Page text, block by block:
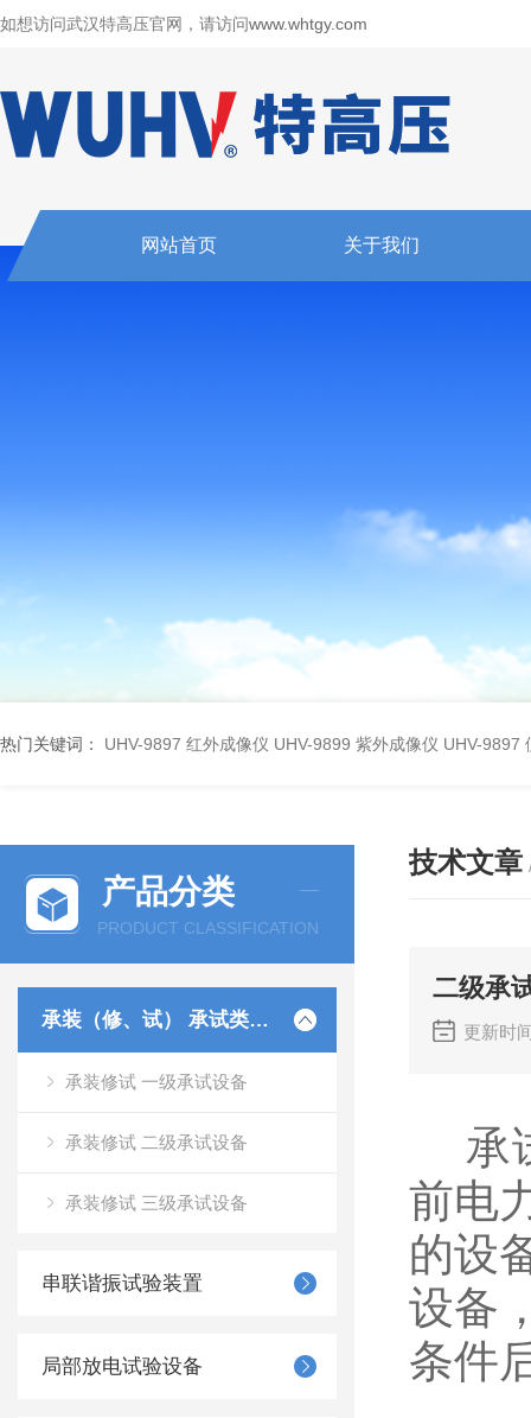
如想访问武汉特高压官网，请访问www.whtgy.com
网站首页 关于我们
热门关键词： UHV-9897 红外成像仪 UHV-9899 紫外成像仪 UHV-9897
产品分类
PRODUCT CLASSIFICATION
承装（修、试） 承试类仪器
承装修试 一级承试设备
承装修试 二级承试设备
承装修试 三级承试设备
串联谐振试验装置
局部放电试验设备
技术文章
二级承
更新时
承
前电
的设
设备
条件